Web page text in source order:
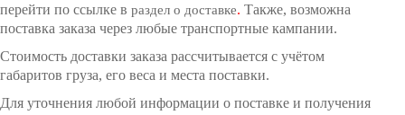
перейти по ссылке в раздел о доставке.Также, возможна
поставка заказа через любые транспортные кампании.
Стоимость доставки заказа рассчитывается с учётом
габаритов груза, его веса и места поставки.
Для уточнения любой информации о поставке и получения